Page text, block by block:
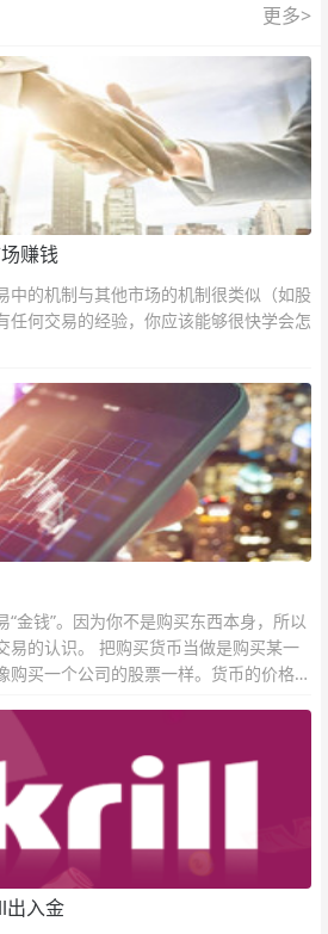
更多>
赚钱
中的机制与其他市场的机制很类似（如股
任何交易的经验，你应该能够很快学会怎
金钱”。因为你不是购买东西本身，所以
易的认识。 把购买货币当做是购买某一
购买一个公司的股票一样。货币的价格直
出入金